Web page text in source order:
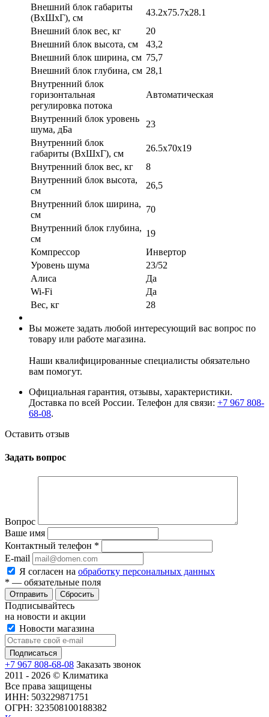
Внешний блок габариты
(ВхШхГ), см
43.2x75.7x28.1
Внешний блок вес, кг
20
Внешний блок высота, см
43,2
Внешний блок ширина, см 75,7
Внешний блок глубина, см 28,1
Внутренний блок
горизонтальная
регулировка потока
Автоматическая
Внутренний блок уровень
шума, дБа
23
Внутренний блок
габариты (ВхШхГ), см
26.5x70x19
Внутренний блок вес, кг
8
Внутренний блок высота,
см
26,5
Внутренний блок ширина,
см
70
Внутренний блок глубина,
см
19
Компрессор
Инвертор
Уровень шума
23/52
Алиса
Да
Wi-Fi
Да
Вес, кг
28
Вы можете задать любой интересующий вас вопрос по
товару или работе магазина.
Наши квалифицированные специалисты обязательно
вам помогут.
Официальная гарантия, отзывы, характеристики.
Доставка по всей России. Телефон для связи: +7 967 808-
68-08.
Оставить отзыв
Задать вопрос
Вопрос
Ваше имя
Контактный телефон *
E-mail
Я согласен на обработку персональных данных
* — обязательные поля
Сбросить
Подписывайтесь
на новости и акции
Новости магазина
+7 967 808-68-08 Заказать звонок
2011 - 2026 © Климатика
Все права защищены
ИНН: 503229871751
ОГРН: 323508100188382